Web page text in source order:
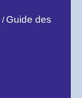
/ Guide des